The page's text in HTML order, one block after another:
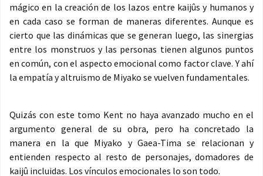
mágico en la creación de los lazos entre kaijûs y humanos y
en cada caso se forman de maneras diferentes. Aunque es
cierto que las dinámicas que se generan luego, las sinergias
entre los monstruos y las personas tienen algunos puntos
en común, con el aspecto emocional como factor clave. Y ahí
la empatía y altruismo de Miyako se vuelven fundamentales.
Quizás con este tomo Kent no haya avanzado mucho en el
argumento general de su obra, pero ha concretado la
manera en la que Miyako y Gaea-Tima se relacionan y
entienden respecto al resto de personajes, domadores de
kaijû incluidas. Los vínculos emocionales lo son todo.